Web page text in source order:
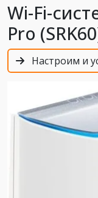
Wi-Fi-
Pro
Настроим и